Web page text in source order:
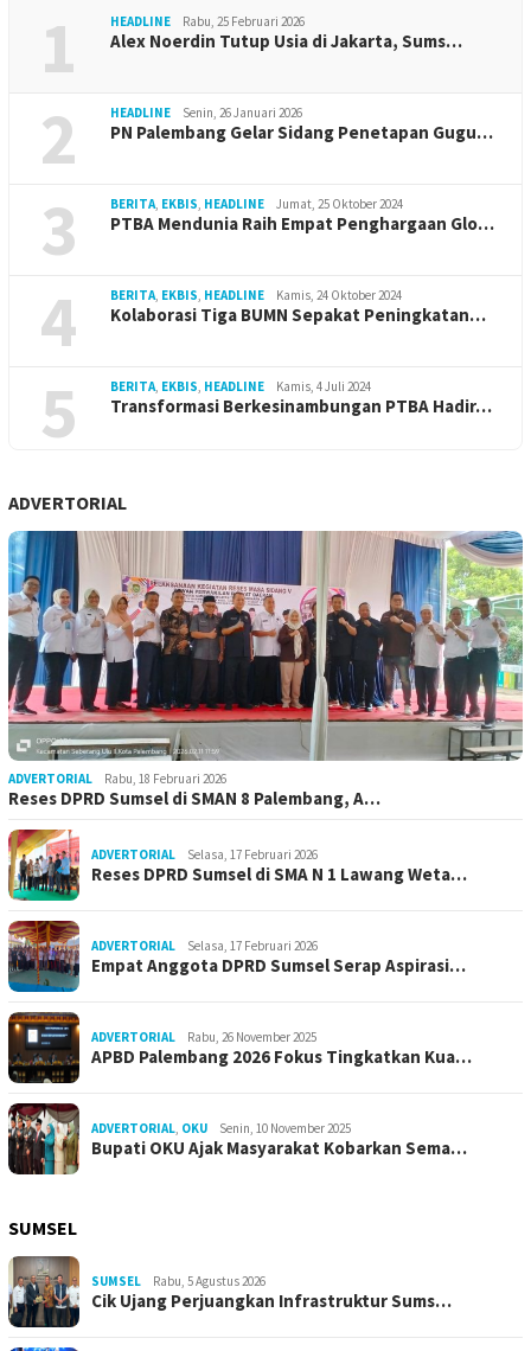
1 HEADLINE Rabu, 25 Februari 2026
Alex Noerdin Tutup Usia di Jakarta, Sums…
2 HEADLINE Senin, 26 Januari 2026
PN Palembang Gelar Sidang Penetapan Gugu…
3 BERITA, EKBIS, HEADLINE Jumat, 25 Oktober 2024
PTBA Mendunia Raih Empat Penghargaan Glo…
4 BERITA, EKBIS, HEADLINE Kamis, 24 Oktober 2024
Kolaborasi Tiga BUMN Sepakat Peningkatan…
5 BERITA, EKBIS, HEADLINE Kamis, 4 Juli 2024
Transformasi Berkesinambungan PTBA Hadir…
ADVERTORIAL
ADVERTORIAL Rabu, 18 Februari 2026
Reses DPRD Sumsel di SMAN 8 Palembang, A…
ADVERTORIAL Selasa, 17 Februari 2026
Reses DPRD Sumsel di SMA N 1 Lawang Weta…
ADVERTORIAL Selasa, 17 Februari 2026
Empat Anggota DPRD Sumsel Serap Aspirasi…
ADVERTORIAL Rabu, 26 November 2025
APBD Palembang 2026 Fokus Tingkatkan Kua…
ADVERTORIAL OKU Senin, 10 November 2025
Bupati OKU Ajak Masyarakat Kobarkan Sema…
SUMSEL
SUMSEL Rabu, 5 Agustus 2026
Cik Ujang Perjuangkan Infrastruktur Sums…